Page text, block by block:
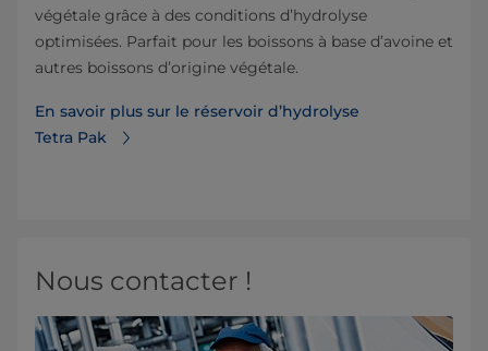
végétale grâce à des conditions d’hydrolyse
optimisées. Parfait pour les boissons à base d’avoine et
autres boissons d’origine végétale.
En savoir plus sur le réservoir d’hydrolyse
Tetra Pak
Nous contacter !